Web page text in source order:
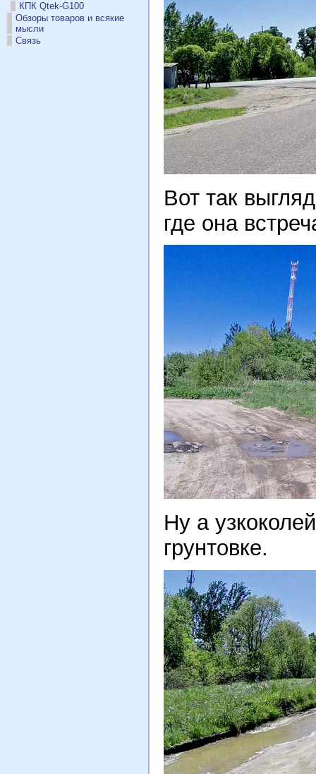
КПК Qtek-G100
Обзоры товаров и всякие
мысли
Связь
Вот так
где она
Ну а
грунтовке.